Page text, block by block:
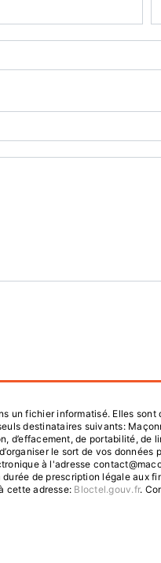
un fichier informatisé. Elles
destinataires suivants:
d’effacement, de portabilité, de
le sort de vos
à l'adresse
de prescription légale aux
cette adresse: Bloctel.gouv.fr.